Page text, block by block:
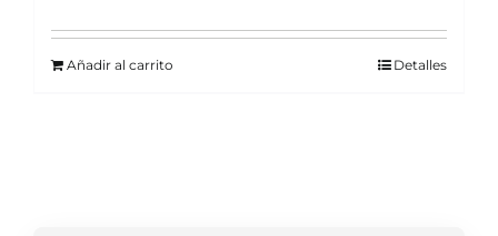
Añadir al carrito Detalles